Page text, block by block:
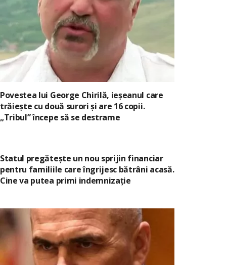
Povestea lui George Chirilă, ieșeanul care
trăiește cu două surori și are 16 copii.
„Tribul” începe să se destrame
Statul pregătește un nou sprijin financiar
pentru familiile care îngrijesc bătrâni acasă.
Cine va putea primi indemnizație